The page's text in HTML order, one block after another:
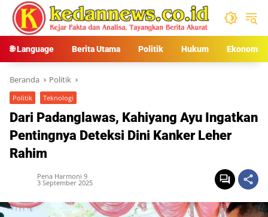
Langsung
konten
🌐 Language Berita Utama Politik Hukum Ekonomi
Beranda Politik
Politik Teknologi
Dari Padanglawas, Kahiyang Ayu Ingatkan
Pentingnya Deteksi Dini Kanker Leher
Rahim
Pena Harmoni 9
3 September 2025